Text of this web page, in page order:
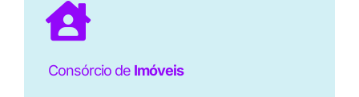
Consórcio de Imóveis